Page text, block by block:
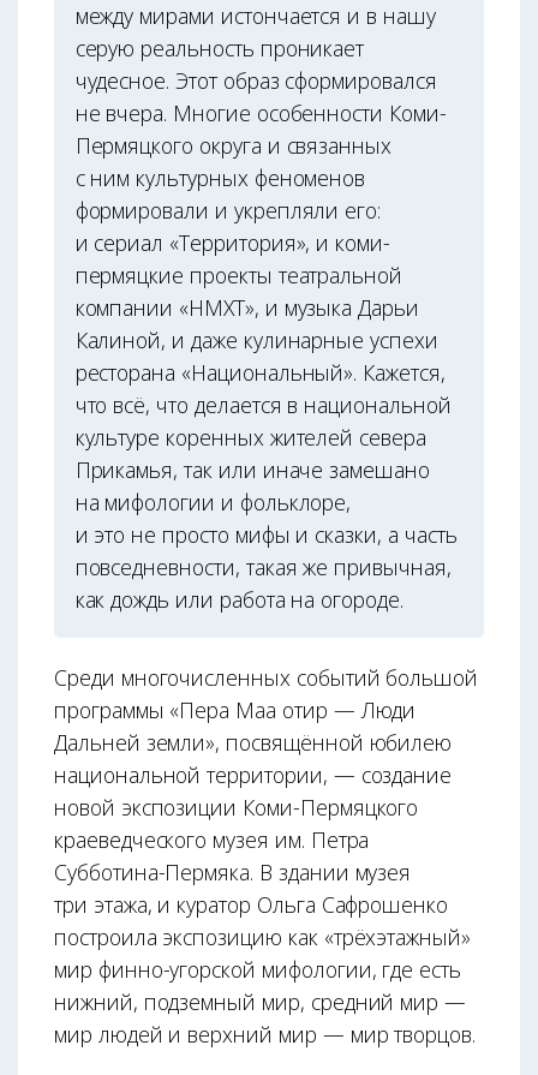
между мирами истончается и в нашу
серую реальность проникает
чудесное. Этот образ сформировался
не вчера. Многие особенности Коми-
Пермяцкого округа и связанных
с ним культурных феноменов
формировали и укрепляли его:
и сериал «Территория», и коми-
пермяцкие проекты теа­тральной
компании «НМХТ», и музыка Дарьи
Калиной, и даже кулинарные успехи
ресторана «Национальный». Кажется,
что всё, что делается в национальной
культуре коренных жителей севера
Прикамья, так или иначе замешано
на мифологии и фольклоре,
и это не просто мифы и сказки, а часть
повседневности, такая же привычная,
как дождь или работа на огороде.
Среди многочисленных событий большой
программы «Пера Маа отир — Люди
Дальней земли», посвящённой юбилею
национальной территории, — создание
новой экспозиции Коми-Пермяцкого
краеведческого музея им. Петра
Субботина-Пермяка. В здании музея
три этажа, и куратор Ольга Сафрошенко
построила экспозицию как «трёхэтажный»
мир финно-­угорской мифологии, где есть
нижний, подземный мир, средний мир —
мир людей и верхний мир — мир творцов.